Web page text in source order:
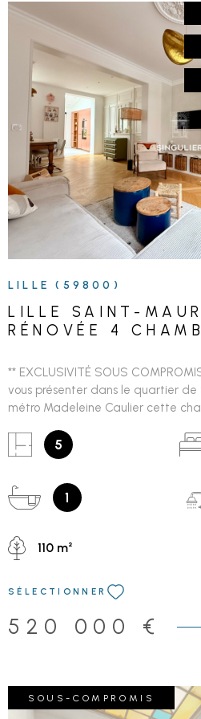
LILLE (59800)
LILLE SAINT-
RÉNOVÉE 4
** EXCLUSIVITÉ SOUS
vous présenter dans le quartier
métro Madeleine Caulier cette
rare, clés en main, est situé dans
Cette maison familiale propose au
pièce de vie de plus de 45 m²
Vous apprécierez son cachet :
décorative, grands placards
electriques donnant sur sa cour
40 m2. Une buanderie attenante
bonus : une grande baie vitrée que
intégralement pour profiter
couchage, ainsi qu'un palier
de salle de jeux. Ses nombreux
5
1
110 m²
SÉLECTIONNER
520 000 €
VOIR LE
SOUS-COMPROMIS